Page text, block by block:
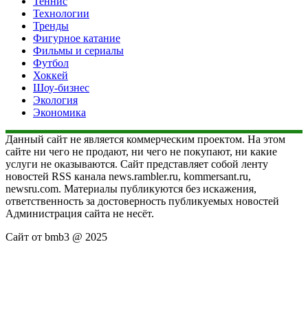
Технологии
Тренды
Фигурное катание
Фильмы и сериалы
Футбол
Хоккей
Шоу-бизнес
Экология
Экономика
Данный сайт не является коммерческим проектом. На этом
сайте ни чего не продают, ни чего не покупают, ни какие
услуги не оказываются. Сайт представляет собой ленту
новостей RSS канала news.rambler.ru, kommersant.ru,
newsru.com. Материалы публикуются без искажения,
ответственность за достоверность публикуемых новостей
Администрация сайта не несёт.
Сайт от bmb3 @ 2025